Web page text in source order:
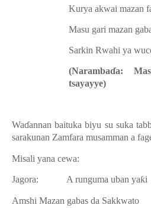
Kurya akwai mazan
Masu gari mazan
Sarkin Rwahi ya
(Narambaɗa:
tsayayye)
Waɗannan baituka biyu su suka
sarakunan Zamfara musamman a
Misali yana cewa:
Jagora: A runguma uban yaƙi
Amshi Mazan gabas da Sakkwato